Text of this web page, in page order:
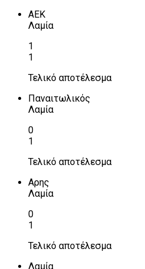
ΑΕΚ
Λαμία
1
1
Τελικό αποτέλεσμα
Παναιτωλικός
Λαμία
0
1
Τελικό αποτέλεσμα
Αρης
Λαμία
0
1
Τελικό αποτέλεσμα
Λαμία